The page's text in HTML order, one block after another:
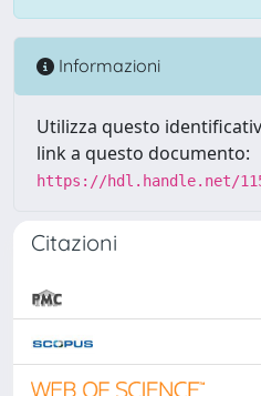
Informazioni
Utilizza questo
link a questo documento:
https://hdl.handle.net/
Citazioni